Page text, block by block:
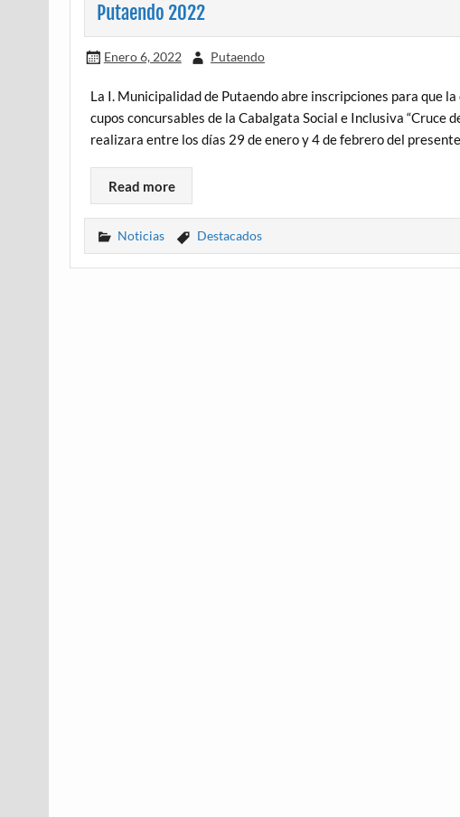
Putaendo 2022
Enero 6, 2022 Putaendo
La I. Municipalidad de Putaendo abre inscripciones para que
cupos concursables de la Cabalgata Social e Inclusiva “Cruce
realizara entre los días 29 de enero y 4 de febrero del
Read more
Noticias Destacados